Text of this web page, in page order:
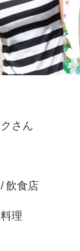
さん
飲食店
理